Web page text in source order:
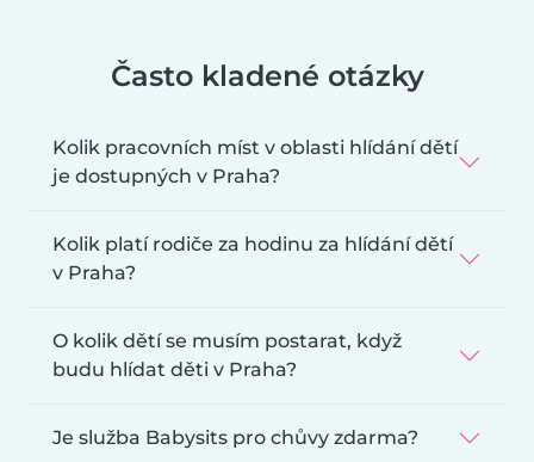
Často kladené otázky
Kolik pracovních míst v oblasti hlídání dětí
je dostupných v Praha?
Kolik platí rodiče za hodinu za hlídání dětí
v Praha?
O kolik dětí se musím postarat, když
budu hlídat děti v Praha?
Je služba Babysits pro chůvy zdarma?